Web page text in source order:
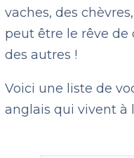
vaches, des
peut être le rêve
des autres !
Voici une liste de
anglais qui vivent à